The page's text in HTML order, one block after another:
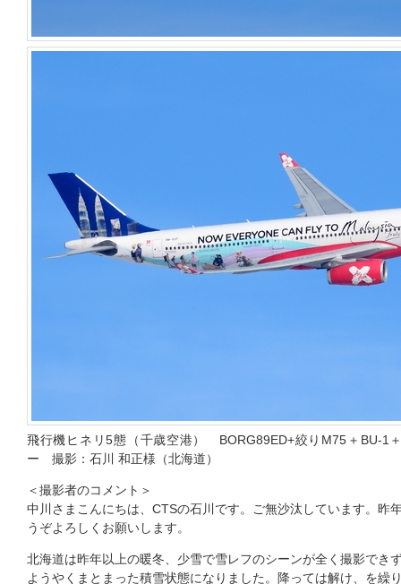
飛行機ヒネリ5態（千歳空港） BORG89ED+絞りM75＋BU-1
ー 撮影：石川 和正様（北海道）
＜撮影者のコメント＞
中川さまこんにちは、CTSの石川です。ご無沙汰しています。昨
うぞよろしくお願いします。
北海道は昨年以上の暖冬、少雪で雪レフのシーンが全く撮影でき
ようやくまとまった積雪状態になりました。降っては解け、を繰